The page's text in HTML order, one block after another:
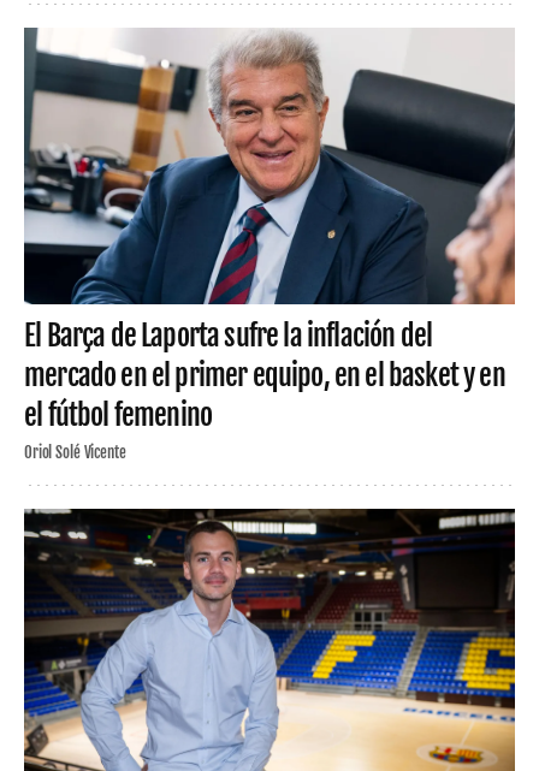
El Barça de Laporta sufre la inflación del
mercado en el primer equipo, en el basket y en
el fútbol femenino
Oriol Solé Vicente